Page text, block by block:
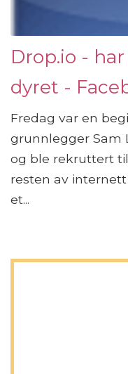
Drop.io -
dyret -
Fredag ​​var en
grunnlegger Sam
og ble rekruttert
resten av
et...